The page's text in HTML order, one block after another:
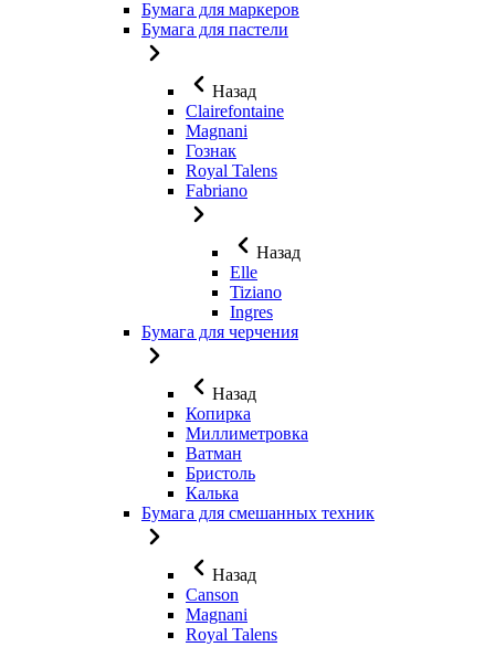
Бумага для маркеров
Бумага для пастели
Назад
Clairefontaine
Magnani
Гознак
Royal Talens
Fabriano
Назад
Elle
Tiziano
Ingres
Бумага для черчения
Назад
Копирка
Миллиметровка
Ватман
Бристоль
Калька
Бумага для смешанных техник
Назад
Canson
Magnani
Royal Talens